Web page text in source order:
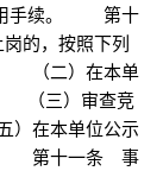
用手续。 第十
的，按照下列
（二）在本单
（三）审查竞
在本单位公示
第十一条 事